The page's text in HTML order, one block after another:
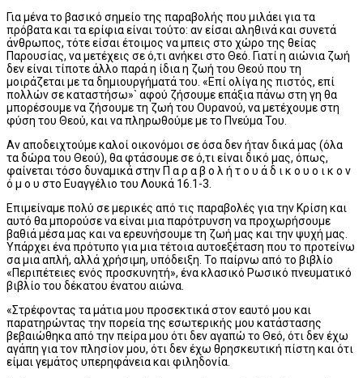
Για μένα το βασικό σημείο της παραβολής που μιλάει για τα
πρόβατα και τα ερίφια είναι τούτο: αν είσαι αληθινά και συνετά
άνθρωπος, τότε είσαι έτοιμος να μπεις στο χώρο της θείας
Παρουσίας, να μετέχεις σε ό,τι ανήκει στο Θεό. Γιατί η αιώνια ζωή
δεν είναι τίποτε άλλο παρά η ίδια η ζωή του Θεού που τη
μοιράζεται με τα δημιουργήματά του. «Επί ολίγα ης πιστός, επί
πολλών σε καταστήσω»` αφού ζήσουμε επάξια πάνω στη γη θα
μπορέσουμε να ζήσουμε τη ζωή του Ουρανού, να μετέχουμε στη
φύση του Θεού, και να πληρωθούμε με το Πνεύμα Του.
Αν αποδειχτούμε καλοί οικονόμοι σε όσα δεν ήταν δικά μας (όλα
τα δώρα του Θεού), θα φτάσουμε σε ό,τι είναι δικό μας, όπως,
φαίνεται τόσο δυναμικά στην Π α ρ α β ο λ ή τ ο υ ά δ ι κ ο υ ο ι κ ο ν
ό μ ο υ στο Ευαγγέλιο του Λουκά 16.1-3.
Επιμείναμε πολύ σε μερικές από τις παραβολές για την Κρίση και
αυτό θα μπορούσε να είναι μια παρότρυνση να προχωρήσουμε
βαθιά μέσα μας και να ερευνήσουμε τη ζωή μας και την ψυχή μας.
Υπάρχει ένα πρότυπο για μια τέτοια αυτοεξέταση που το προτείνω
σα μια απλή, αλλά χρήσιμη, υπόδειξη. Το παίρνω από το βιβλίο
«Περιπέτειες ενός προσκυνητή», ένα κλασικό Ρωσικό πνευματικό
βιβλίο του δέκατου ένατου αιώνα.
«Στρέφοντας τα μάτια μου προσεκτικά στον εαυτό μου και
παρατηρώντας την πορεία της εσωτερικής μου κατάστασης
βεβαιώθηκα από την πείρα μου ότι δεν αγαπώ το Θεό, ότι δεν έχω
αγάπη για τον πλησίον μου, ότι δεν έχω θρησκευτική πίστη και ότι
είμαι γεμάτος υπερηφάνεια και φιληδονία.